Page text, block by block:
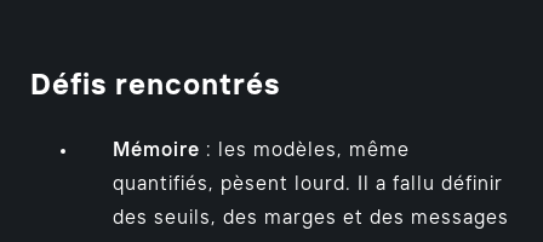
Défis rencontrés
Mémoire : les modèles, même
quantifiés, pèsent lourd. Il a fallu définir
des seuils, des marges et des messages